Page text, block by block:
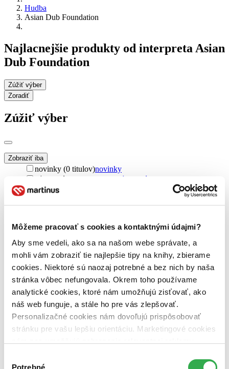
Môžeme pracovať s cookies a kontaktnými údajmi?
Aby sme vedeli, ako sa na našom webe správate, a
mohli vám zobraziť tie najlepšie tipy na knihy, zbierame
cookies. Niektoré sú naozaj potrebné a bez nich by naša
stránka vôbec nefungovala. Okrem toho používame
analytické cookies, ktoré nám umožňujú zisťovať, ako
náš web funguje, a stále ho pre vás zlepšovať.
Personalizačné cookies nám dovoľujú prispôsobovať
stránku pre vašu lepšiu orientáciu. Marketingové cookies
nám pomohlo, keby sme mohli používať všetky tieto
Potrebné
Hudba
Asian Dub Foundation
Najlacnejšie produkty od interpreta Asian
Dub Foundation
Zúžiť výber
Zoradiť
Zúžiť výber
Zobraziť iba
novinky (0 titulov)novinky
zľavnené tituly (0 titulov)
zľavnené tituly
Dostupnosť
na centrálnom sklade (0 titulov)na centrálnom sklade
pripravujeme (0 titulov)pripravujeme
dostupná (bez vypredaných) (0 titulov)
dostupná (bez
vypredaných)
Nové / čítané
nová (0 titulov)nová
čítaná (0 titulov) čítaná
čítaná - výborný stav (0 titulov)
čítaná - výborný stav
čítaná - mierne opotrebovaná (0 titulov)čítaná - mierne
opotrebovaná
čítané verzie vypredaných kníh (0 titulov)čítané verzie